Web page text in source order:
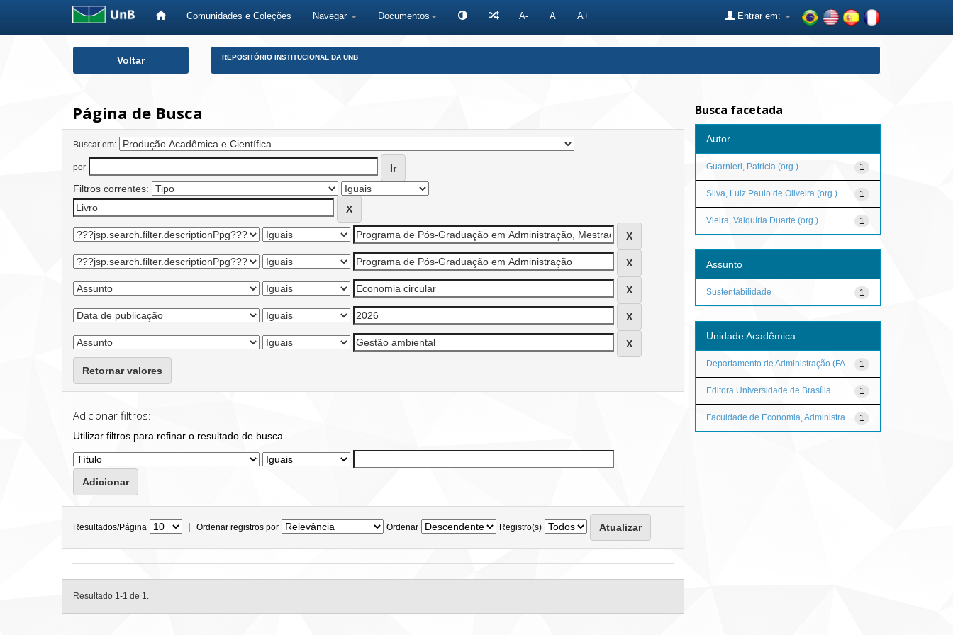
Comunidades e Coleções Navegar Documentos A- A A+ Entrar em:
Voltar REPOSITÓRIO INSTITUCIONAL DA UNB
Página de Busca
Buscar em:
por
Filtros correntes:
Retornar valores
Adicionar filtros:
Utilizar filtros para refinar o resultado de busca.
Resultados/Página | Ordenar registros por Ordenar Registro(s)
Resultado 1-1 de 1.
Busca facetada
Autor
1
Guarnieri, Patricia (org.)
1
Silva, Luiz Paulo de Oliveira (org.)
1
Vieira, Valquíria Duarte (org.)
Assunto
1
Sustentabilidade
Unidade Acadêmica
1
Departamento de Administração (FA...
1
Editora Universidade de Brasília ...
1
Faculdade de Economia, Administra...